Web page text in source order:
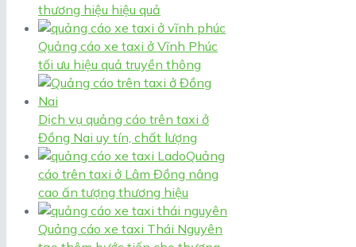
thương hiệu hiệu quả
Quảng cáo xe taxi ở Vĩnh Phúc
tối ưu hiệu quả truyền thông
Dịch vụ quảng cáo trên taxi ở
Đồng Nai uy tín, chất lượng
Quảng
cáo trên taxi ở Lâm Đồng nâng
cao ấn tượng thương hiệu
Quảng cáo xe taxi Thái Nguyên